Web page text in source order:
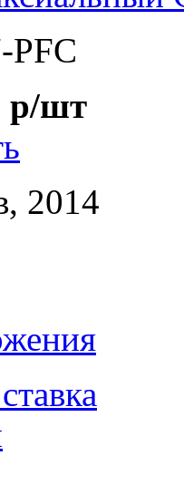
PFC
р/шт
2014